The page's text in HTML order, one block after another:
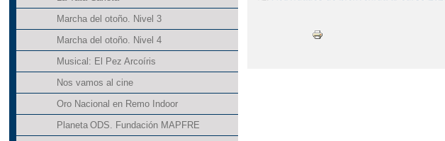
Marcha del otoño. Nivel 3
Marcha del otoño. Nivel 4
Musical: El Pez Arcoíris
Nos vamos al cine
Oro Nacional en Remo Indoor
Planeta ODS. Fundación MAPFRE